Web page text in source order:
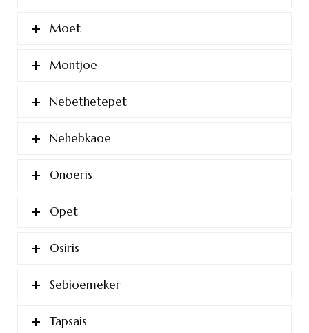
Moet
Montjoe
Nebethetepet
Nehebkaoe
Onoeris
Opet
Osiris
Sebioemeker
Tapsais